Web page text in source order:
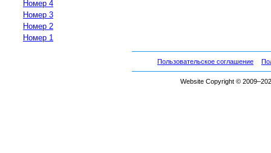
Номер 4
Номер 3
Номер 2
Номер 1
Пользовательское соглашение
Website Copyright ©